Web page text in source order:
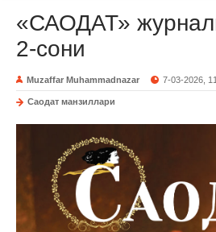
«САОДАТ»
2-сони
Muzaffar Muhammadnazar 7-03-2026,
Саодат манзиллари